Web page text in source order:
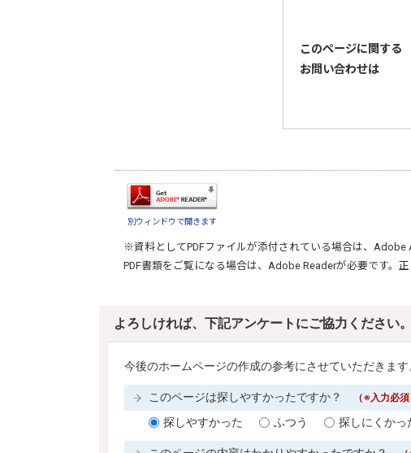
このページに関する
お問い合わせは
別ウィンドウで開きます
※資料としてPDFファイルが添付されている場合は、 Adobe
PDF書類をご覧になる場合は、 Adobe Readerが必要です。